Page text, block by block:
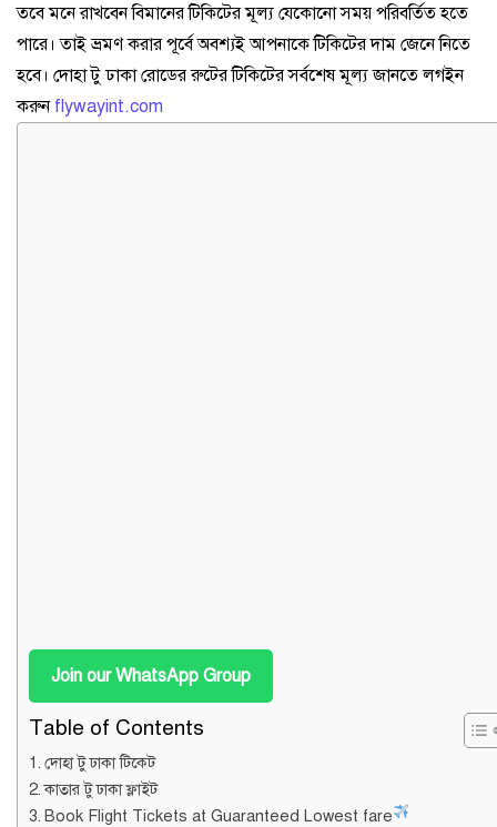
তবে মনে রাখবেন বিমানের টিকিটের মূল্য যেকোনো সময় পরিবর্তিত হতে
পারে। তাই ভ্রমণ করার পূর্বে অবশ্যই আপনাকে টিকিটের দাম জেনে নিতে
হবে। দোহা টু ঢাকা রোডের রুটের টিকিটের সর্বশেষ মূল্য জানতে লগইন
করুন flywayint.com
Join our WhatsApp Group
Table of Contents
দোহা টু ঢাকা টিকেট
কাতার টু ঢাকা ফ্লাইট
Book Flight Tickets at Guaranteed Lowest fare